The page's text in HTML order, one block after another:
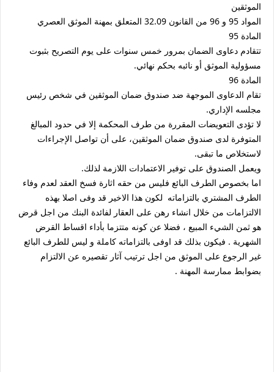
الموثقين
المواد 95 و 96 من القانون 32.09 المتعلق بمهنة الموثق العصري
المادة 95
تتقادم دعاوى الضمان بمرور خمس سنوات على يوم التصريح بثبوت
مسؤولية الموثق أو نائبه بحكم نهائي.
المادة 96
تقام الدعاوى الموجهة ضد صندوق ضمان الموثقين في شخص رئيس
مجلسه الإداري.
‏لا تؤدى التعويضات المقررة من طرف المحكمة إلا في حدود المبالغ
المتوفرة لدى صندوق ضمان الموثقين، على أن تواصل الإجراءات
لاستخلاص ما تبقى.
ويعمل الصندوق على توفير الاعتمادات اللازمة لذلك.
اما بخصوص الطرف البائع فليس من حقه اثارة فسخ العقد لعدم وفاء
الطرف المشتري بالتزاماته لكون هذا الاخير قد وفى اصلا بهذه
الالتزامات من خلال انشاء رهن على العقار لفائدة البنك من اجل قرض
هو ثمن الشيء المبيع ، فضلا عن كونه متتزما بأداء اقساط القرض
الشهرية . فيكون بذلك قد اوفى بالتزاماته كاملة و ليس للطرف البائع
غير الرجوع على الموثق من اجل ترتيب آثار تقصيره عن الالتزام
بضوابط ممارسة المهنة .